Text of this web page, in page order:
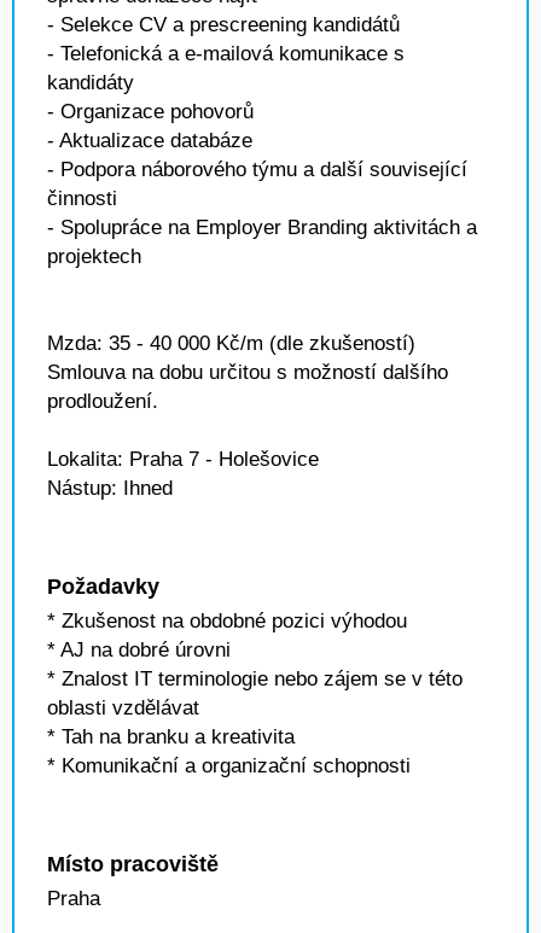
- Selekce CV a prescreening kandidátů
- Telefonická a e-mailová komunikace s
kandidáty
- Organizace pohovorů
- Aktualizace databáze
- Podpora náborového týmu a další související
činnosti
- Spolupráce na Employer Branding aktivitách a
projektech
Mzda: 35 - 40 000 Kč/m (dle zkušeností)
Smlouva na dobu určitou s možností dalšího
prodloužení.
Lokalita: Praha 7 - Holešovice
Nástup: Ihned
Požadavky
* Zkušenost na obdobné pozici výhodou
* AJ na dobré úrovni
* Znalost IT terminologie nebo zájem se v této
oblasti vzdělávat
* Tah na branku a kreativita
* Komunikační a organizační schopnosti
Místo pracoviště
Praha